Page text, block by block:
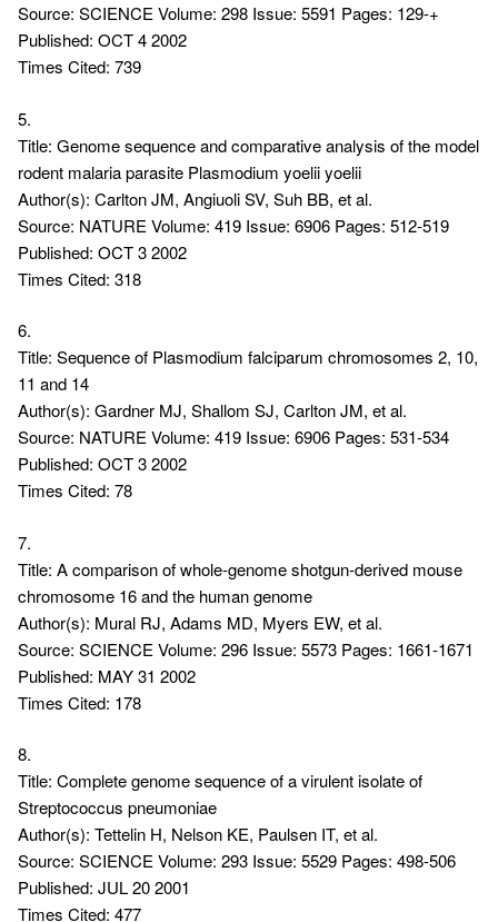
Source: SCIENCE Volume: 298 Issue: 5591 Pages: 129-+
Published: OCT 4 2002
Times Cited: 739
5.
Title: Genome sequence and comparative analysis of the model
rodent malaria parasite Plasmodium yoelii yoelii
Author(s): Carlton JM, Angiuoli SV, Suh BB, et al.
Source: NATURE Volume: 419 Issue: 6906 Pages: 512-519
Published: OCT 3 2002
Times Cited: 318
6.
Title: Sequence of Plasmodium falciparum chromosomes 2, 10,
11 and 14
Author(s): Gardner MJ, Shallom SJ, Carlton JM, et al.
Source: NATURE Volume: 419 Issue: 6906 Pages: 531-534
Published: OCT 3 2002
Times Cited: 78
7.
Title: A comparison of whole-genome shotgun-derived mouse
chromosome 16 and the human genome
Author(s): Mural RJ, Adams MD, Myers EW, et al.
Source: SCIENCE Volume: 296 Issue: 5573 Pages: 1661-1671
Published: MAY 31 2002
Times Cited: 178
8.
Title: Complete genome sequence of a virulent isolate of
Streptococcus pneumoniae
Author(s): Tettelin H, Nelson KE, Paulsen IT, et al.
Source: SCIENCE Volume: 293 Issue: 5529 Pages: 498-506
Published: JUL 20 2001
Times Cited: 477